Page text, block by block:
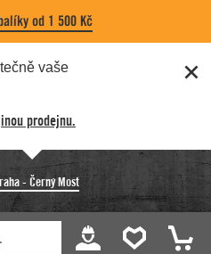
od 1 500 Kč
vaše
prodejnu.
- Černý Most